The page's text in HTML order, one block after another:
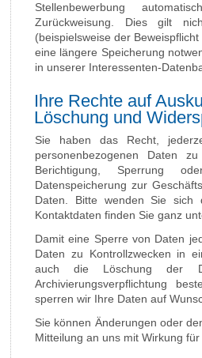
Stellenbewerbung
Zurückweisung. Dies gilt
(beispielsweise der
eine längere Speicherung
in unserer Interessenten-
Ihre Rechte auf
Löschung und
Sie haben das Recht,
personenbezogenen Daten
Berichtigung, Sperrung
Datenspeicherung zur
Daten. Bitte wenden Sie sich
Kontaktdaten finden Sie ganz
Damit eine Sperre von Daten
Daten zu Kontrollzwecken in
auch die Löschung der
Archivierungsverpflichtung
sperren wir Ihre Daten auf
Sie können Änderungen oder
Mitteilung an uns mit Wirkung